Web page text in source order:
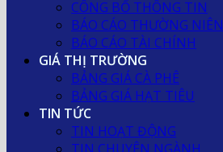
CÔNG BỐ THÔNG TIN
BÁO CÁO THƯỜNG NIÊN
BÁO CÁO TÀI CHÍNH
GIÁ THỊ TRƯỜNG
BẢNG GIÁ CÀ PHÊ
BẢNG GIÁ HẠT TIÊU
TIN TỨC
TIN HOẠT ĐỘNG